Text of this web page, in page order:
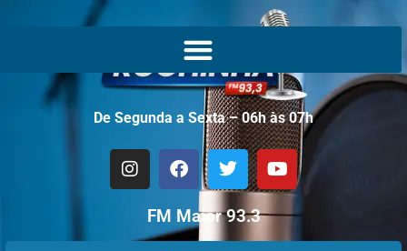
De Segunda a Sexta – 06h às 07h
FM Maior 93.3